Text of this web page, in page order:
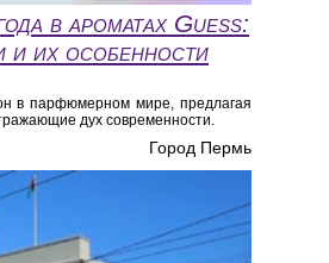
в ароматах Guess:
и их особенности
в парфюмерном мире, предлагая
дух современности.
Город Пермь